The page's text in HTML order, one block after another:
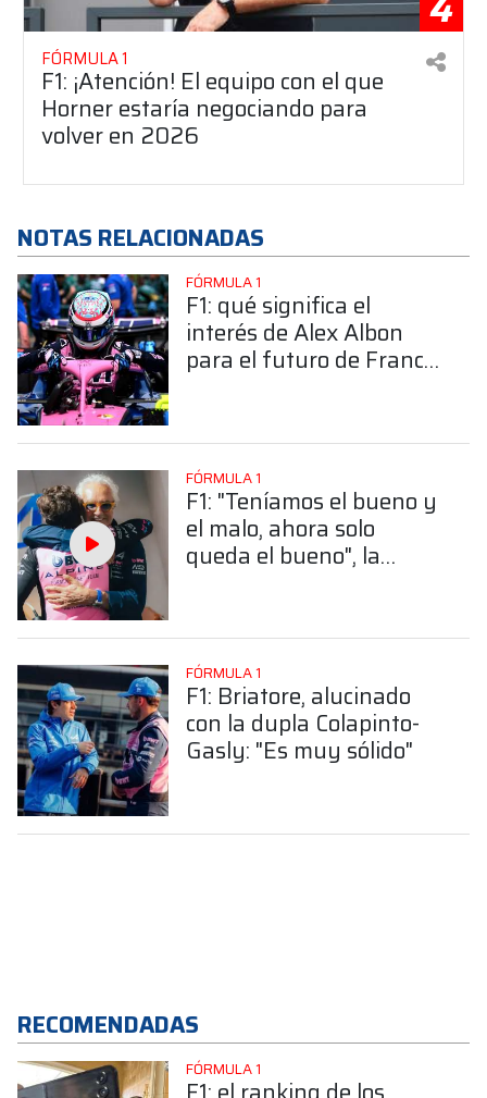
FÓRMULA 1
F1: ¡Atención! El equipo con el que
Horner estaría negociando para
volver en 2026
NOTAS RELACIONADAS
FÓRMULA 1
F1: qué significa el
interés de Alex Albon
para el futuro de Franco
FÓRMULA 1
F1: "Teníamos el bueno y
el malo, ahora solo
queda el bueno", la
presente de Colapinto
FÓRMULA 1
F1: Briatore, alucinado
con la dupla Colapinto-
Gasly: "Es muy sólido"
RECOMENDADAS
FÓRMULA 1